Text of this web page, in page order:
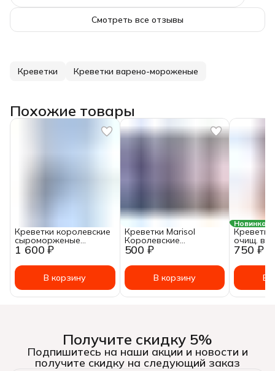
Смотреть все отзывы
Креветки Креветки варено-мороженые
Похожие товары
1 600 ₽
Креветки королевские
сыроморженые
Fish&More очищенные с
хвостом 21/25, 1000г
В корзину
500 ₽
Креветки Marisol
Королевские
очищенные 150+
замороженные 250 г
В корзину
Новинка
750 ₽
очищ. в
1/3,2кг
В
Получите скидку 5%
Подпишитесь на наши акции и новости и
получите скидку на следующий заказ